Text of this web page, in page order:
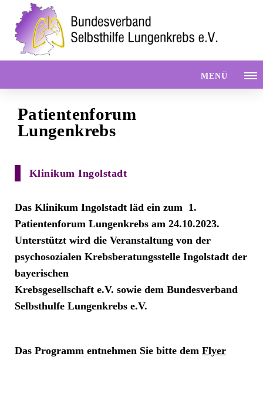
MENÜ
Patientenforum
Lungenkrebs
Klinikum Ingolstadt
Das Klinikum Ingolstadt läd ein zum 1.
Patientenforum Lungenkrebs am 24.10.2023.
Unterstützt wird die Veranstaltung von der
psychosozialen Krebsberatungsstelle Ingolstadt der
bayerischen
Krebsgesellschaft e.V. sowie dem Bundesverband
Selbsthulfe Lungenkrebs e.V.
Das Programm entnehmen Sie bitte dem Flyer